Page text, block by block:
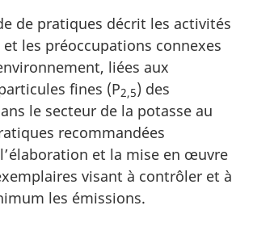
de pratiques décrit les activités
les préoccupations connexes
liées aux
fines (P2,5) des
le secteur de la potasse au
recommandées
et la mise en œuvre
visant à contrôler et à
les émissions.